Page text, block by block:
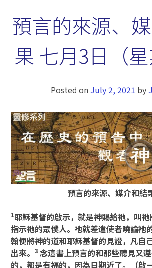
預言的來源、
果 七月3日（星
Posted on July 2, 2021 by
預言的來源、媒介和結
1耶穌基督的啟示，就是神賜給祂，叫
指示祂的眾僕人。祂就差遣使者曉諭祂
翰便將神的道和耶穌基督的見證，凡自
出來。3念這書上預言的和那些聽見又
的，都是有福的，因為日期近了。（啟